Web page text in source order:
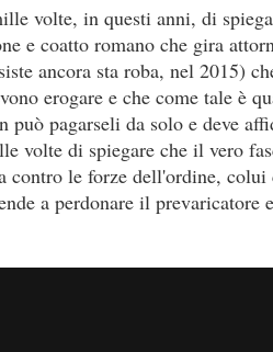
volte, in questi anni, di
e coatto romano che gira
ancora sta roba, nel 2015)
erogare e che come tale è
pagarseli da solo e deve
volte di spiegare che il vero
contro le forze dell'ordine, colui
a perdonare il prevaricatore